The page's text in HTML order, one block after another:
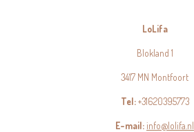
LoLifa
Blokland 1
3417 MN Montfoort
Tel:+31620395773
E-mail:info@lolifa.nl